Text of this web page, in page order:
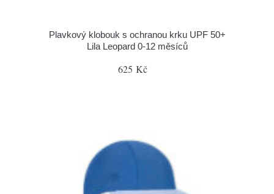
Plavkový klobouk s ochranou krku UPF 50+
Lila Leopard 0-12 měsíců
625 Kč